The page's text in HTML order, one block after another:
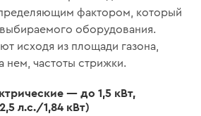
фактором, который
оборудования.
исходя из площади газона,
нем, частоты стрижки.
— до 1,5 кВт,
л.c./1,84 кВт)